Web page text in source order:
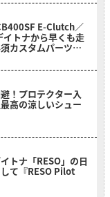
E-Clutch／
トナから早くも走
カスタムパーツが
！プロテクター入
高の涼しいシュー
トナ「RESO」の日
て『RESO Pilot